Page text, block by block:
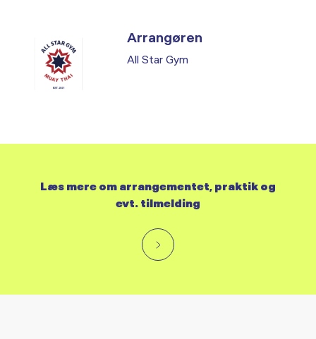
Arrangøren
All Star Gym
Læs mere om arrangementet, praktik og
evt. tilmelding